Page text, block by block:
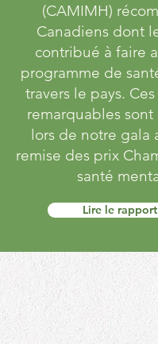
(CAMIMH)
Canadiens dont
contribué à faire
programme de
travers le pays.
remarquables sont
lors de notre gala
remise des prix
santé
Lire le